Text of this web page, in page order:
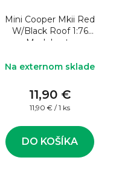
Mini Cooper Mkii Red
W/Black Roof 1:76
Model auta
Na externom sklade
11,90 €
Jednotková
11,90 € / 1 ks
DO KOŠÍKA